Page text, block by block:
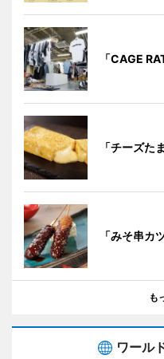
「CAGE
「チーズた
「みそ串カ
も
ワール